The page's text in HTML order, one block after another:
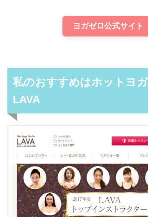
ヨガゼロ公式サイト
私のおすすめはホットヨ
LAVA